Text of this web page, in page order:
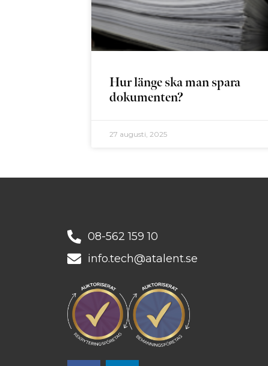
Hur länge ska man spara
dokumenten?
27 augusti, 2025
08-562 159 10
info.tech@atalent.se